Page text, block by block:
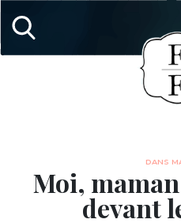
DANS
Moi,
devant